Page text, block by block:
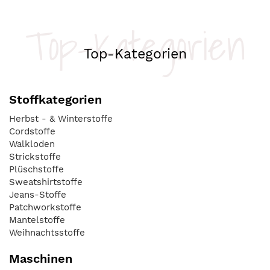
Top-Kategorien
Top-Kategorien
Stoffkategorien
Herbst - & Winterstoffe
Cordstoffe
Walkloden
Strickstoffe
Plüschstoffe
Sweatshirtstoffe
Jeans-Stoffe
Patchworkstoffe
Mantelstoffe
Weihnachtsstoffe
Maschinen